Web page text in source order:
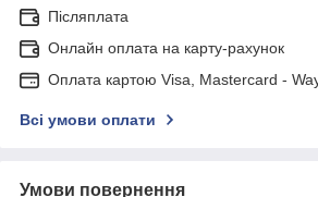
Післяплата
Онлайн оплата на карту-рахунок
Оплата картою Visa, Mastercard -
Всі умови оплати
Умови повернення